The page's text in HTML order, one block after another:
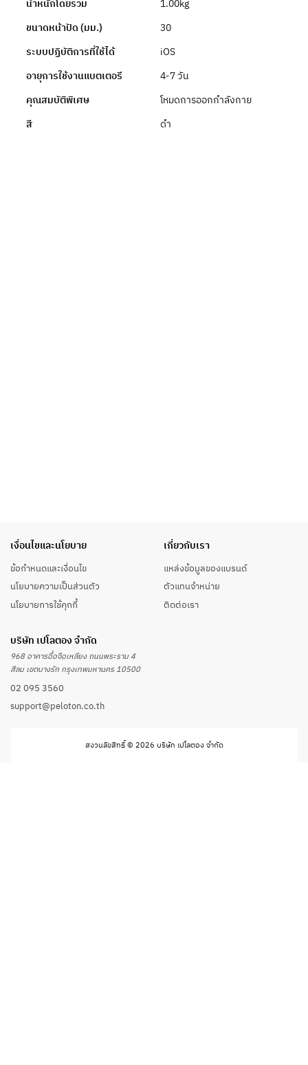
น้ำหนักโดยรวม
1.00kg
ขนาดหน้าปัด (มม.)
30
ระบบปฏิบัติการที่ใช้ได้
iOS
อายุการใช้งานแบตเตอรี
4-7 วัน
คุณสมบัติพิเศษ
โหมดการออกกําลังกาย
สี
ดำ
เงื่อนไขและนโยบาย
ข้อกำหนดและเงื่อนไข
นโยบายความเป็นส่วนตัว
นโยบายการใช้คุกกี้
เกี่ยวกับเรา
แหล่งข้อมูลของแบรนด์
ตัวแทนจำหน่าย
ติดต่อเรา
บริษัท เปโลตอง จำกัด
968 อาคารอื้อจือเหลียง ถนนพระราม 4
สีลม เขตบางรัก กรุงเทพมหานคร 10500
02 095 3560
support@peloton.co.th
สงวนลิขสิทธิ์ © 2026 บริษัท เปโลตอง จำกัด